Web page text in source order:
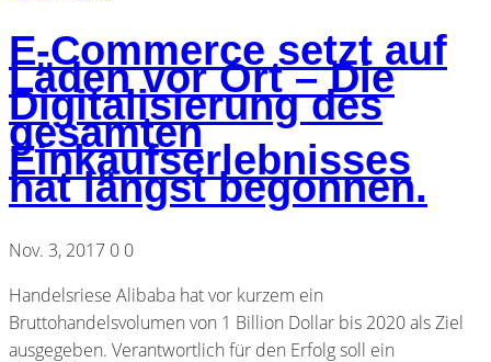
E-Commerce setzt auf
Läden vor Ort – Die
Digitalisierung des
gesamten
Einkaufserlebnisses
hat längst begonnen.
Nov. 3, 2017 0 0
Handelsriese Alibaba hat vor kurzem ein
Bruttohandelsvolumen von 1 Billion Dollar bis 2020 als Ziel
ausgegeben. Verantwortlich für den Erfolg soll ein